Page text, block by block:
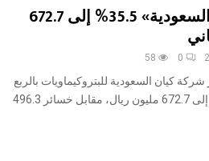
ارتفاع خسائر «كيان السعودية» 35.5% إلى 672.7
0
58
كيان السعودية للبتروكيماويات بالربع
الثاني من 2026 بنسبة 35.5% إلى 672.7 مليون ريال، مقابل خسائر 496.3